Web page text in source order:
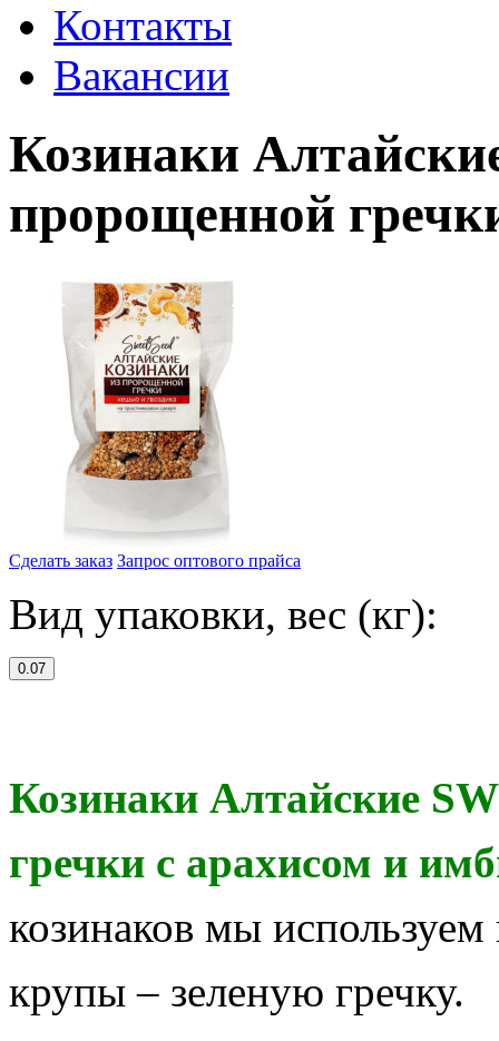
Контакты
Вакансии
Козинаки
пророщенной
Сделать заказ Запрос оптового прайса
Вид упаковки, вес (кг):
0.07
Козинаки Алтайские
гречки с арахисом и
козинаков мы
крупы – зеленую гречку.